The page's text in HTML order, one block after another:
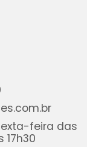
feira das
17h30